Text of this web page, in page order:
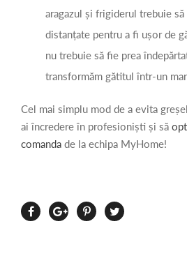
aragazul și frigiderul trebuie
distanțate pentru a fi ușor de
nu trebuie să fie prea
transformăm gătitul într-un
Cel mai simplu mod de a evita
ai încredere în profesioniști și să
comanda de la echipa MyHome!